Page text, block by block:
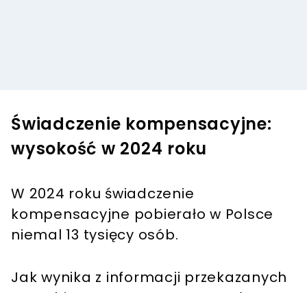
Świadczenie kompensacyjne:
wysokość w 2024 roku
W 2024 roku świadczenie
kompensacyjne pobierało w Polsce
niemal 13 tysięcy osób.
Jak wynika z informacji przekazanych